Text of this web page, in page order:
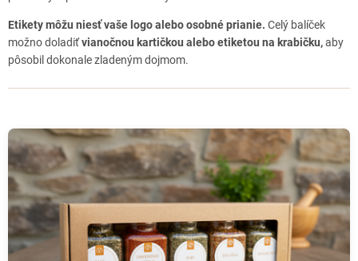
Etikety môžu niesť vaše logo alebo osobné prianie. Celý balíček
možno doladiťvianočnou kartičkou alebo etiketou na krabičku,aby
pôsobil dokonale zladeným dojmom.